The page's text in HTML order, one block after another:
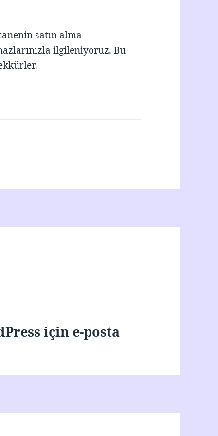
satın alma
ilgileniyoruz. Bu
için e-posta